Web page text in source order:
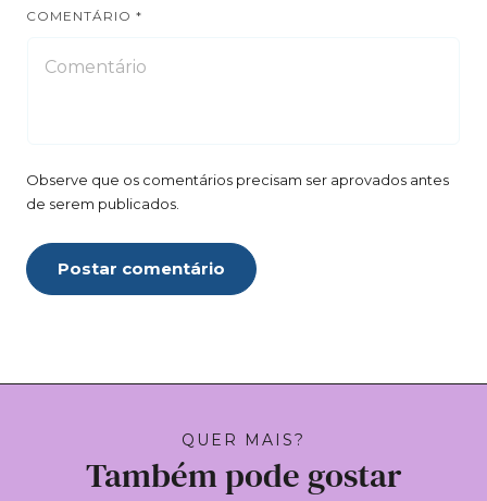
COMENTÁRIO *
Observe que os comentários precisam ser aprovados antes
de serem publicados.
Postar comentário
QUER MAIS?
Também pode gostar